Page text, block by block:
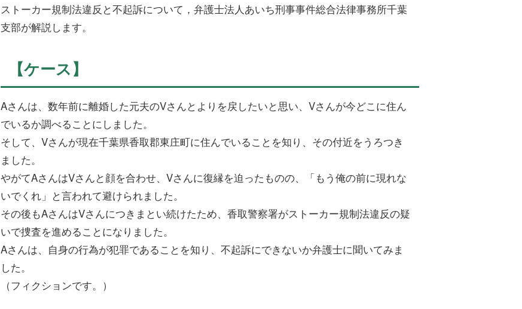
ストーカー規制法違反と不起訴について，弁護士法人あいち刑事事件総合法律事務所千葉
支部が解説します。
【ケース】
Aさんは、数年前に離婚した元夫のVさんとよりを戻したいと思い、Vさんが今どこに住ん
でいるか調べることにしました。
そして、Vさんが現在千葉県香取郡東庄町に住んでいることを知り、その付近をうろつき
ました。
やがてAさんはVさんと顔を合わせ、Vさんに復縁を迫ったものの、「もう俺の前に現れな
いでくれ」と言われて避けられました。
その後もAさんはVさんにつきまとい続けたため、香取警察署がストーカー規制法違反の疑
いで捜査を進めることになりました。
Aさんは、自身の行為が犯罪であることを知り、不起訴にできないか弁護士に聞いてみま
した。
（フィクションです。）